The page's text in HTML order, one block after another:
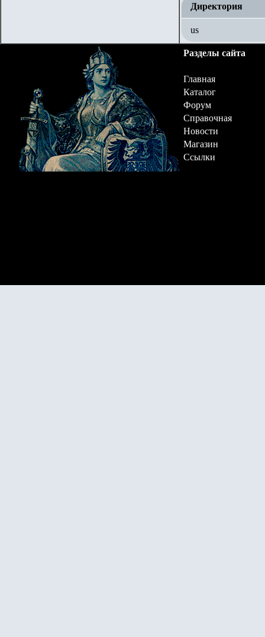
Директория
us
Разделы сайта
Главная
Каталог
Форум
Справочная
Новости
Магазин
Ссылки